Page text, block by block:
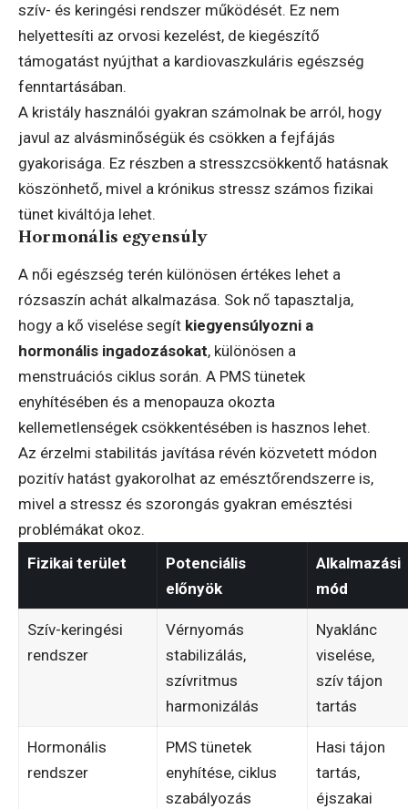
szív- és keringési rendszer működését. Ez nem
helyettesíti az orvosi kezelést, de kiegészítő
támogatást nyújthat a kardiovaszkuláris egészség
fenntartásában.
A kristály használói gyakran számolnak be arról, hogy
javul az alvásminőségük és csökken a fejfájás
gyakorisága. Ez részben a stresszcsökkentő hatásnak
köszönhető, mivel a krónikus stressz számos fizikai
tünet kiváltója lehet.
Hormonális egyensúly
A női egészség terén különösen értékes lehet a
rózsaszín achát alkalmazása. Sok nő tapasztalja,
hogy a kő viselése segít kiegyensúlyozni a
hormonális ingadozásokat, különösen a
menstruációs ciklus során. A PMS tünetek
enyhítésében és a menopauza okozta
kellemetlenségek csökkentésében is hasznos lehet.
Az érzelmi stabilitás javítása révén közvetett módon
pozitív hatást gyakorolhat az emésztőrendszerre is,
mivel a stressz és szorongás gyakran emésztési
problémákat okoz.
Fizikai terület
Potenciális
előnyök
Alkalmazási
mód
Szív-keringési
rendszer
Vérnyomás
stabilizálás,
szívritmus
harmonizálás
Nyaklánc
viselése,
szív tájon
tartás
Hormonális
rendszer
PMS tünetek
enyhítése, ciklus
szabályozás
Hasi tájon
tartás,
éjszakai